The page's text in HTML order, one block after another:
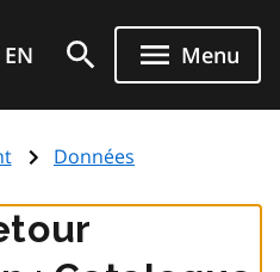
EN Menu
Données